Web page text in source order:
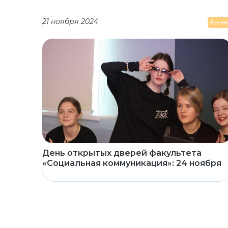
21 ноября 2024
День открытых дверей факультета
«Социальная коммуникация»: 24 ноября